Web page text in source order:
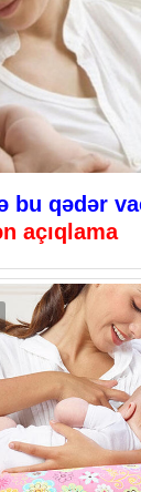
bu qədər
açıqlama